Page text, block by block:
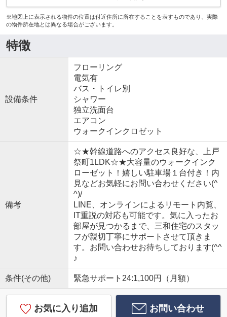
※地図上に表示される物件の位置は付近住所に所在することを表すものであり、実際
の物件所在地とは異なる場合がございます。
特徴
設備条件
フローリング
電気有
バス・トイレ別
シャワー
独立洗面台
エアコン
ウォークインクロゼット
備考
☆★幹線道路へのアクセス良好な、上戸
祭町1LDK☆★大容量のウォークインク
ローゼット！嬉しい駐車場１台付き！内
見などお気軽にお問い合わせください(^
^)/
LINE、オンラインによるリモート内覧、
IT重説の対応も可能です。気に入ったお
部屋が見つかるまで、三和住宅のスタッ
フが親切丁寧にサポートさせて頂きま
す。お問い合わせお待ちしております(^^
♪
条件(その他) 緊急サポート24:1,100円（月額）
お気に入り追加 お問い合わせ